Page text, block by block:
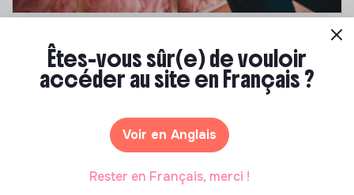
Top 8 des formations en rénovation
énergétique des bâtiments
Marianne Roussel•21 janvier 2025
Êtes-vous sûr(e) de vouloir
accéder au site en Français ?
Voir en Anglais
Rester en Français, merci !